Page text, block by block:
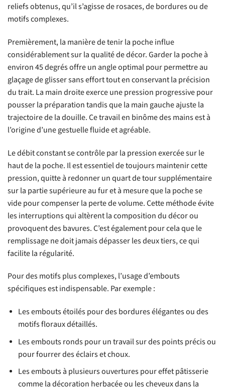
reliefs obtenus, qu’il s’agisse de rosaces, de bordures ou de
motifs complexes.
Premièrement, la manière de tenir la poche influe
considérablement sur la qualité de décor. Garder la poche à
environ 45 degrés offre un angle optimal pour permettre au
glaçage de glisser sans effort tout en conservant la précision
du trait. La main droite exerce une pression progressive pour
pousser la préparation tandis que la main gauche ajuste la
trajectoire de la douille. Ce travail en binôme des mains est à
l’origine d’une gestuelle fluide et agréable.
Le débit constant se contrôle par la pression exercée sur le
haut de la poche. Il est essentiel de toujours maintenir cette
pression, quitte à redonner un quart de tour supplémentaire
sur la partie supérieure au fur et à mesure que la poche se
vide pour compenser la perte de volume. Cette méthode évite
les interruptions qui altèrent la composition du décor ou
provoquent des bavures. C’est également pour cela que le
remplissage ne doit jamais dépasser les deux tiers, ce qui
facilite la régularité.
Pour des motifs plus complexes, l’usage d’embouts
spécifiques est indispensable. Par exemple :
Les embouts étoilés pour des bordures élégantes ou des
motifs floraux détaillés.
Les embouts ronds pour un travail sur des points précis ou
pour fourrer des éclairs et choux.
Les embouts à plusieurs ouvertures pour effet pâtisserie
comme la décoration herbacée ou les cheveux dans la